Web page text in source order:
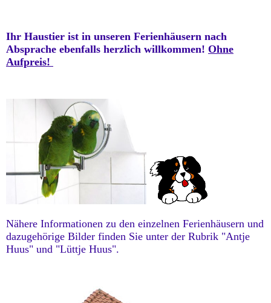
Ihr Haustier ist in unseren Ferienhäusern nach
Absprache ebenfalls herzlich willkommen! Ohne
Aufpreis!
Nähere Informationen zu den einzelnen Ferienhäusern und
dazugehörige Bilder finden Sie unter der Rubrik "Antje
Huus" und "Lüttje Huus".